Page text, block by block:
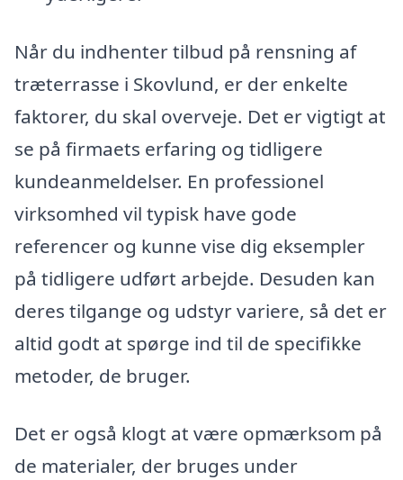
Når du indhenter tilbud på rensning af
træterrasse i Skovlund, er der enkelte
faktorer, du skal overveje. Det er vigtigt at
se på firmaets erfaring og tidligere
kundeanmeldelser. En professionel
virksomhed vil typisk have gode
referencer og kunne vise dig eksempler
på tidligere udført arbejde. Desuden kan
deres tilgange og udstyr variere, så det er
altid godt at spørge ind til de specifikke
metoder, de bruger.
Det er også klogt at være opmærksom på
de materialer, der bruges under